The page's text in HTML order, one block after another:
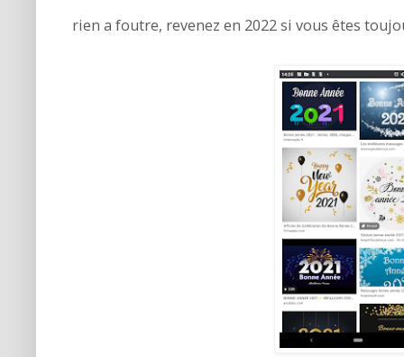
rien a foutre, revenez en 2022 si vous êtes